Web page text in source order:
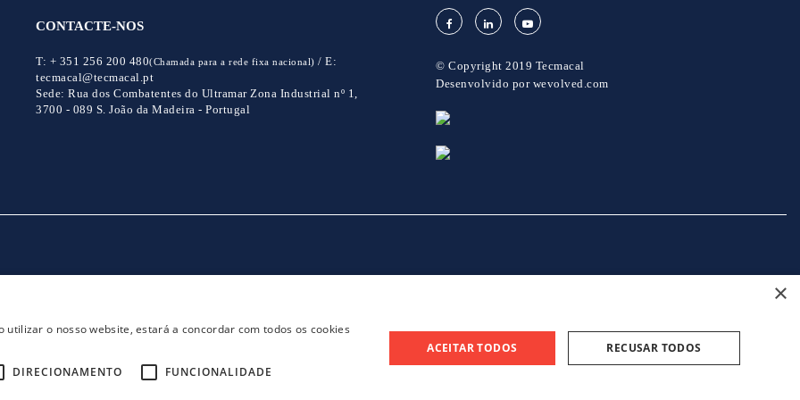
CONTACTE-NOS
T: + 351 256 200 480(Chamada para a rede fixa nacional) /E:
tecmacal@tecmacal.pt
Sede: Rua dos Combatentes do Ultramar Zona Industrial nº 1,
3700 - 089 S. João da Madeira - Portugal
© Copyright 2019 Tecmacal
Desenvolvido por wevolved.com
×
o nosso website, estará a concordar com todos os cookies
DIRECIONAMENTO
FUNCIONALIDADE
ACEITAR TODOS RECUSAR TODOS